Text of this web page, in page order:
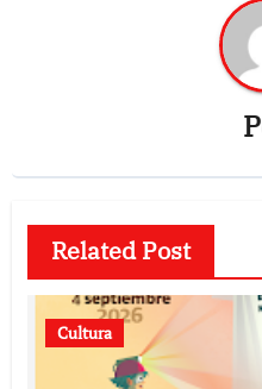
Related Post
Cultura